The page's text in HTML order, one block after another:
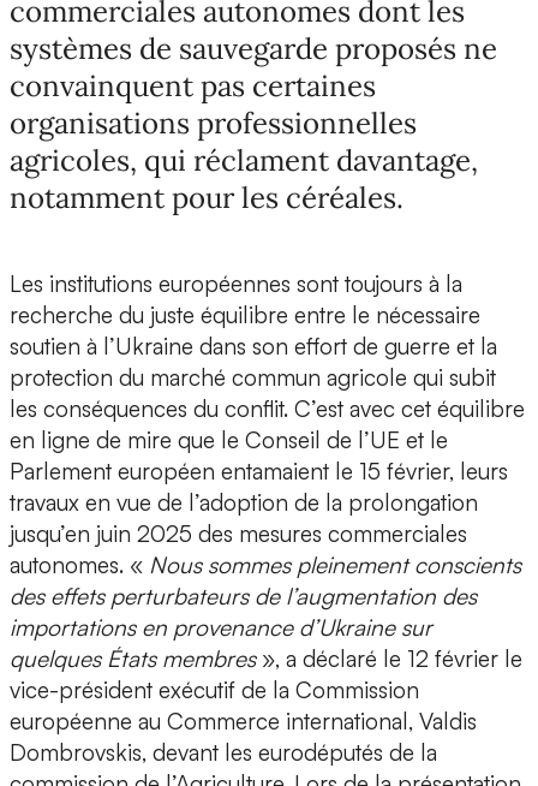
commerciales autonomes dont les
systèmes de sauvegarde proposés ne
convainquent pas certaines
organisations professionnelles
agricoles, qui réclament davantage,
notamment pour les céréales.
Les institutions européennes sont toujours à la
recherche du juste équilibre entre le nécessaire
soutien à l’Ukraine dans son effort de guerre et la
protection du marché commun agricole qui subit
les conséquences du conflit. C’est avec cet équilibre
en ligne de mire que le Conseil de l’UE et le
Parlement européen entamaient le 15 février, leurs
travaux en vue de l’adoption de la prolongation
jusqu’en juin 2025 des mesures commerciales
autonomes. « Nous sommes pleinement conscients
des effets perturbateurs de l’augmentation des
importations en provenance d’Ukraine sur
quelques États membres», a déclaré le 12 février le
vice-président exécutif de la Commission
européenne au Commerce international, Valdis
Dombrovskis, devant les eurodéputés de la